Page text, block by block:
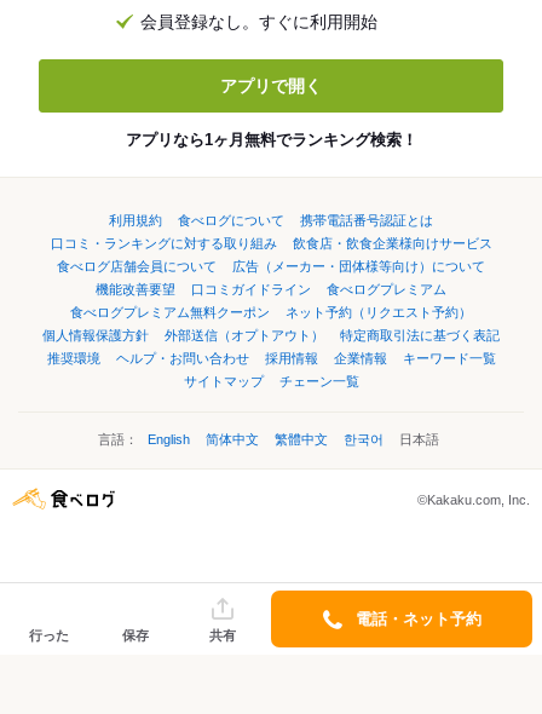
会員登録なし。すぐに利用開始
アプリで開く
アプリなら1ヶ月無料でランキング検索！
利用規約 食べログについて
携帯電話番号認証とは
口コミ・ランキングに対する取り組み
飲食店・飲食企業様向けサービス
食べログ店舗会員について
広告（メーカー・団体様等向け）について
機能改善要望
口コミガイドライン
食べログプレミアム
食べログプレミアム無料クーポン
ネット予約（リクエスト予約）
個人情報保護方針
外部送信（オプトアウト）
特定商取引法に基づく表記
推奨環境
ヘルプ・お問い合わせ 採用情報 企業情報
キーワード一覧
サイトマップ
チェーン一覧
言語： English 简体中文 繁體中文 한국어 日本語
©Kakaku.com, Inc.
行った 保存 共有
電話・ネット予約